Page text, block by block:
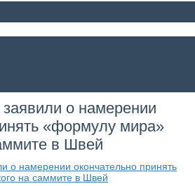
заявили о намерении
«формулу мира»
в Швей